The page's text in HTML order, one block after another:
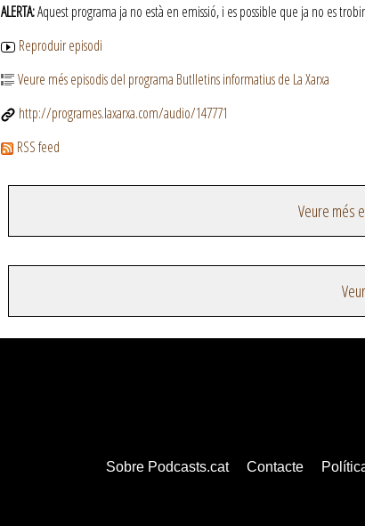
ALERTA:Aquest programa ja no està en emissió, i es possible que ja no es
Reproduir episodi
Veure més episodis del programa Butlletins informatius de La Xarxa
http://programes.laxarxa.com/audio/147771
RSS feed
Veure més
Sobre Podcasts.cat Contacte